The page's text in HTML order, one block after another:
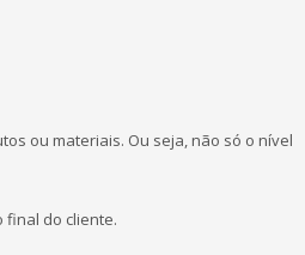
ou materiais. Ou seja, não só o nível
final do cliente.